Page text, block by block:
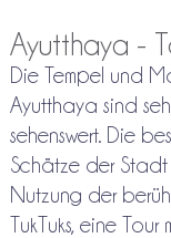
Ayutthaya -
Die Tempel und
Ayutthaya sind
sehenswert. Die
Schätze der Stadt
Nutzung der
TukTuks, eine